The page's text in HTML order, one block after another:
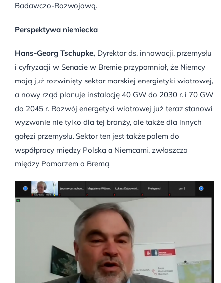
Badawczo-Rozwojową.
Perspektywa niemiecka
Hans-Georg Tschupke, Dyrektor ds. innowacji, przemysłu
i cyfryzacji w Senacie w Bremie przypomniał, że Niemcy
mają już rozwinięty sektor morskiej energietyki wiatrowej,
a nowy rząd planuje instalację 40 GW do 2030 r. i 70 GW
do 2045 r. Rozwój energetyki wiatrowej już teraz stanowi
wyzwanie nie tylko dla tej branży, ale także dla innych
gałęzi przemysłu. Sektor ten jest także polem do
współpracy między Polską a Niemcami, zwłaszcza
między Pomorzem a Bremą.